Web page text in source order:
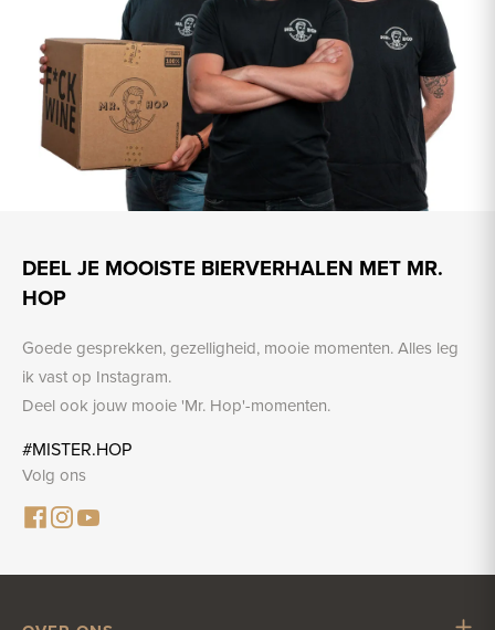
DEEL JE MOOISTE BIERVERHALEN MET MR.
HOP
Goede gesprekken, gezelligheid, mooie momenten. Alles leg
ik vast op Instagram.
Deel ook jouw mooie 'Mr. Hop'-momenten.
#MISTER.HOP
Volg ons